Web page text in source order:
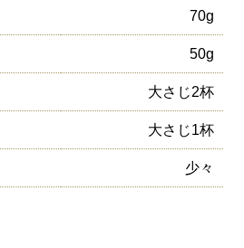
70g
50g
大さじ2杯
大さじ1杯
少々